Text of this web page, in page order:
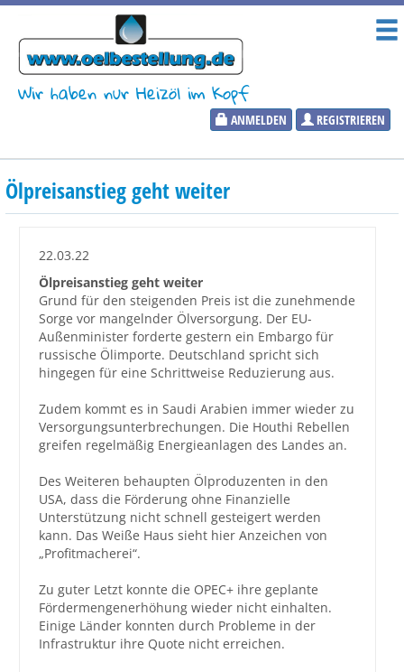
Wir haben nur Heizöl im Kopf
ANMELDEN REGISTRIEREN
Heizölpreise
Aktueller Heizölpreis
Marktinformationen
Wunschpreis Benachrichtigung
Großbestellungen
Produkte
Service
Händler
Hilfe und Kontakt
Shop
Ölpreisanstieg geht weiter
22.03.22
Ölpreisanstieg geht weiter
Grund für den steigenden Preis ist die zunehmende
Sorge vor mangelnder Ölversorgung. Der EU-
Außenminister forderte gestern ein Embargo für
russische Ölimporte. Deutschland spricht sich
hingegen für eine Schrittweise Reduzierung aus.
Zudem kommt es in Saudi Arabien immer wieder zu
Versorgungsunterbrechungen. Die Houthi Rebellen
greifen regelmäßig Energieanlagen des Landes an.
Des Weiteren behaupten Ölproduzenten in den
USA, dass die Förderung ohne Finanzielle
Unterstützung nicht schnell gesteigert werden
kann. Das Weiße Haus sieht hier Anzeichen von
„Profitmacherei“.
Zu guter Letzt konnte die OPEC+ ihre geplante
Fördermengenerhöhung wieder nicht einhalten.
Einige Länder konnten durch Probleme in der
Infrastruktur ihre Quote nicht erreichen.